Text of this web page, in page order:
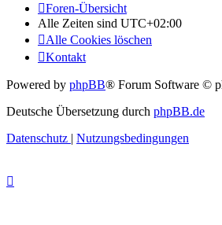
Foren-Übersicht
Alle Zeiten sind UTC+02:00
Alle Cookies löschen
Kontakt
Powered by phpBB® Forum Software ©
Deutsche Übersetzung durch phpBB.de
Datenschutz | Nutzungsbedingungen